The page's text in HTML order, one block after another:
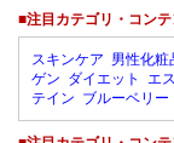
■注目カテゴリ・コン
スキンケア 男性化粧
ゲン ダイエット エ
テイン ブルーベリー